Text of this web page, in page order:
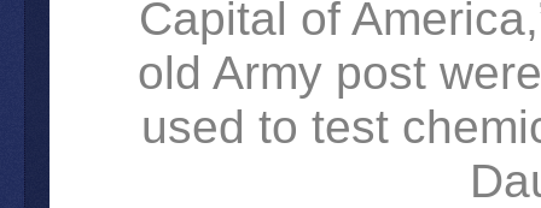
Capital of
old Army post
used to test